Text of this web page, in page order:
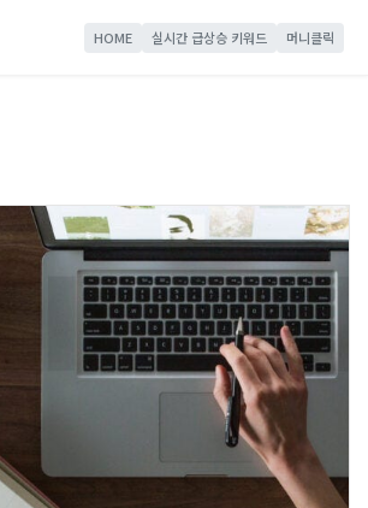
HOME 실시간 급상승 키워드 머니클릭